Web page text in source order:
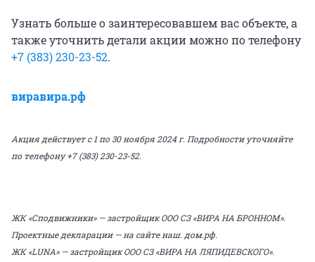
Узнать больше о заинтересовавшем вас объекте, а
также уточнить детали акции можно по телефону
+7 (383) 230-23-52.
виравира.рф
Акция действует с 1 по 30 ноября 2024 г. Подробности уточняйте
по телефону +7 (383) 230-23-52.
ЖК «Сподвижники» — застройщик ООО СЗ «ВИРА НА БРОННОМ».
Проектные декларации — на сайте наш. дом.рф.
ЖК «LUNA» — застройщик ООО СЗ «ВИРА НА ЛЯПИДЕВСКОГО».